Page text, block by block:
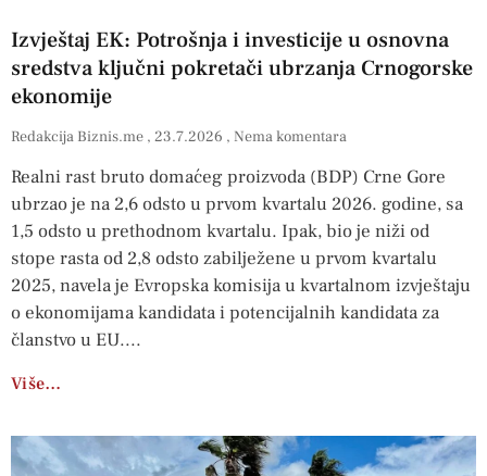
Izvještaj EK: Potrošnja i investicije u osnovna
sredstva ključni pokretači ubrzanja Crnogorske
ekonomije
Redakcija Biznis.me 23.7.2026 Nema komentara
Realni rast bruto domaćeg proizvoda (BDP) Crne Gore
ubrzao je na 2,6 odsto u prvom kvartalu 2026. godine, sa
1,5 odsto u prethodnom kvartalu. Ipak, bio je niži od
stope rasta od 2,8 odsto zabilježene u prvom kvartalu
2025, navela je Evropska komisija u kvartalnom izvještaju
o ekonomijama kandidata i potencijalnih kandidata za
članstvo u EU.
Više…